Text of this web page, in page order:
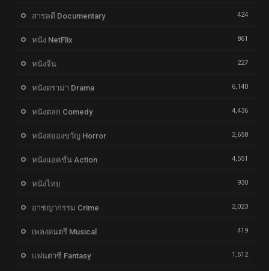
สารคดี Documentary 424
หนัง NetFlix 861
หนังจีน 227
หนังดราม่า Drama 6,140
หนังตลก Comedy 4,436
หนังสยองขวัญ Horror 2,658
หนังแอคชั่น Action 4,551
หนังไทย 930
อาชญากรรม Crime 2,023
เพลงดนตรี Musical 419
แฟนตาซี Fantasy 1,512